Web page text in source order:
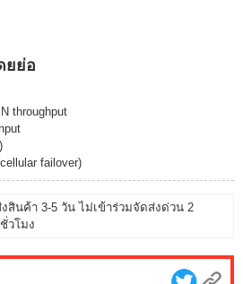
ยย่อ
throughput
failover)
สินค้า 3-5 วัน ไม่เข้าร่วมจัดส่งด่วน 2
วโมง